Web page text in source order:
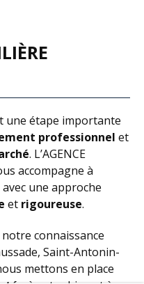
une étape importante
professionnel et
. L’AGENCE
accompagne à
une approche
et rigoureuse.
connaissance
Saint-Antonin-
mettons en place